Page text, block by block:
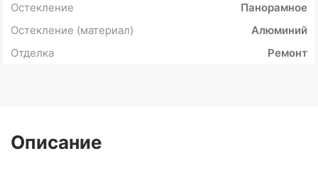
Остекление
Панорамное
Остекление (материал)
Алюминий
Отделка
Ремонт
Описание